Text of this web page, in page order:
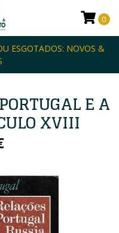
ESGOTADOS: NOVOS &
0
E A
XVIII